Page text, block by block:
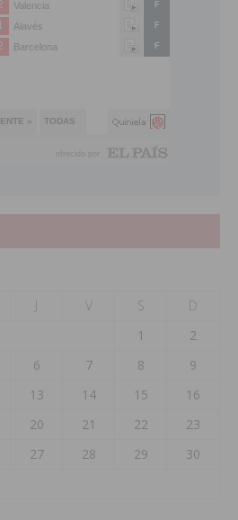
J V S
D
1
2
6 7 8
9
13 14 15
16
20 21 22
23
27 28 29
30